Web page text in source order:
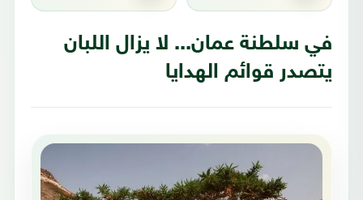
في سلطنة عمان... لا يزال اللبان
يتصدر قوائم الهدايا